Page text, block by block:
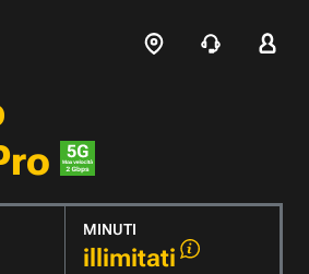
MINUTI
illimitati